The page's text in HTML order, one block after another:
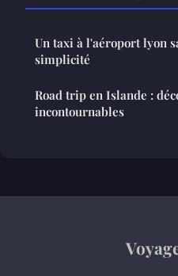
Un taxi à l'aéroport lyon
simplicité
Road trip en Islande :
incontournables